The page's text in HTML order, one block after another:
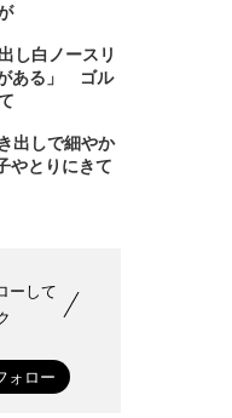
し白ノースリ
ある」 ゴル
出しで細やか
やとりにきて
ーして